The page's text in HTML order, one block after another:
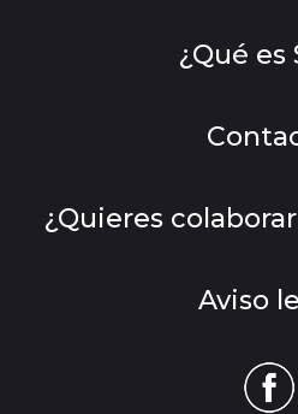
¿Qué es
¿Quieres
Aviso